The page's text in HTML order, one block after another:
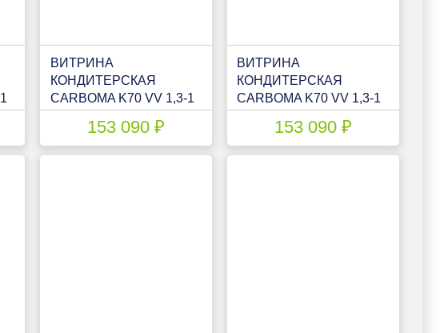
ВИТРИНА
КОНДИТЕРСКАЯ
CARBOMA K70 VV 1,3-1
ТЕХНО)(1801958P)
153 090 ₽
ВИТРИНА
КОНДИТЕРСКАЯ
CARBOMA K70 VV 1,3-1
(1801594P)153 090 ₽